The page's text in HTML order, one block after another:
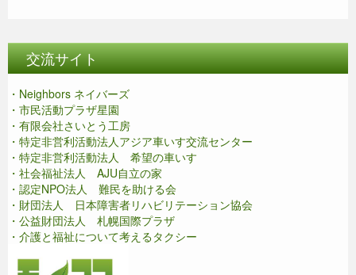
交流サイト
・Neighbors ネイバーズ
・市民活動プラザ星園
・有限会社さいとう工房
・特定非営利活動法人アジア車いす交流センター
・特定非営利活動法人 希望の車いす
・社会福祉法人 AJU自立の家
・認定NPO法人 難民を助ける会
・財団法人 日本障害者リハビリテーション協会
・公益財団法人 札幌国際プラザ
・介護と福祉について考えるタクシー